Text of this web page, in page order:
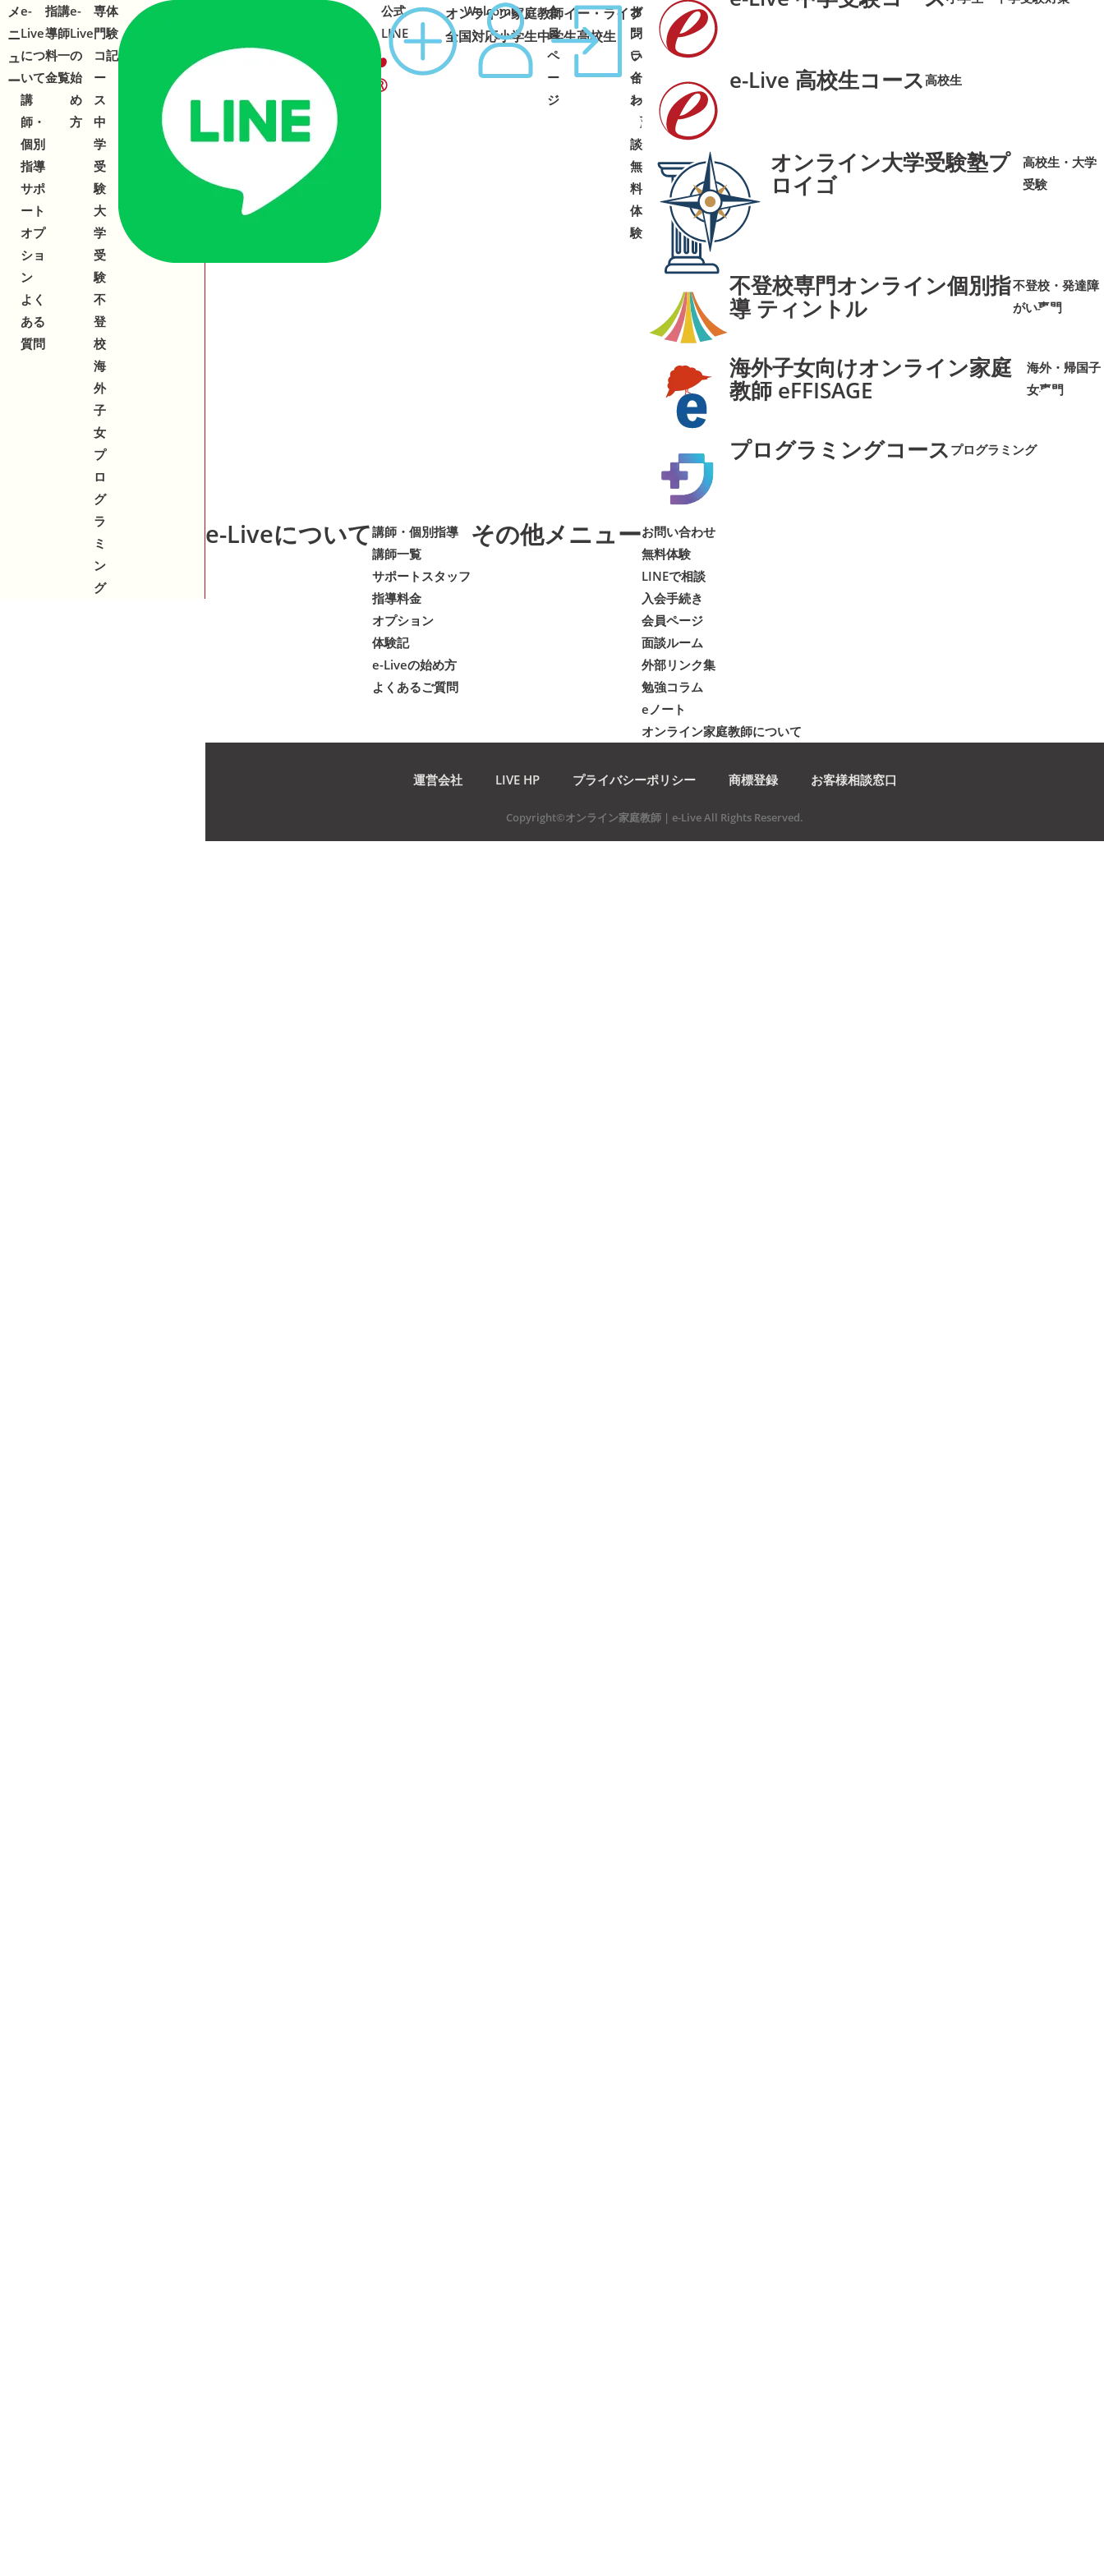
メ
ニ
ュ
ー
オンライン家庭教師イー・ライブ
全国対応小学生中学生高校生
メ
ニ
ュ
ー
e-
Live
につ
いて
講
師・
個別
指導
サポ
ート
オプ
ショ
ン
よく
ある
質問
指
導
料
金
講
師
一
覧
e-
Live
の
始
め
方
専
門
コ
ー
ス
中
学
受
験
大
学
受
験
不
登
校
海
外
子
女
プ
ロ
グ
ラ
ミ
ン
グ
体
験
記
公式
LINE
Welcome
会
員
ペ
ー
ジ
オ
ン
ラ
イ
ン
面
談
お
問
い
合
わ
せ
・
無
料
体
験
➜
21:00 土日祝可
コース
e-Live 高校生コース高校生
オンライン大学受験塾プ
ロイゴ
高校生・大学
受験
不登校専門オンライン個別指
導 ティントル
不登校・発達障
がい専門
海外子女向けオンライン家庭
教師 eFFISAGE
海外・帰国子
女専門
プログラミングコース プログラミング
e-Liveについて講師・個別指導
講師一覧
サポートスタッフ
指導料金
オプション
体験記
e-Liveの始め方
よくあるご質問
その他メニューお問い合わせ
無料体験
LINEで相談
入会手続き
会員ページ
面談ルーム
外部リンク集
勉強コラム
eノート
オンライン家庭教師について
運営会社 LIVE HP プライバシーポリシー 商標登録 お客様相談窓口
Copyright©オンライン家庭教師 | e-Live All Rights Reserved.